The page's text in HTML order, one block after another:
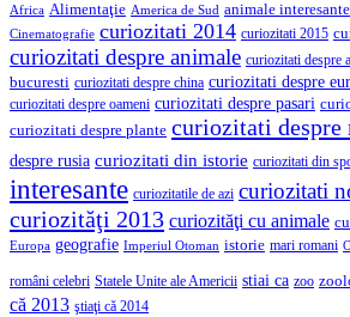
Africa Alimentaţie America de Sud animale interesante
Cinematografie curiozitati 2014 curiozitati 2015
curiozitati despre animale curiozitati despre
bucuresti curiozitati despre china curiozitati despre
curiozitati despre oameni curiozitati despre pasari
curiozitati despre plante curiozitati despre
despre rusia curiozitati din istorie curiozitati din
interesante curiozitatile de azi curiozitati
curiozităţi 2013 curiozităţi cu animale
Europa geografie Imperiul Otoman istorie mari romani
români celebri Statele Unite ale Americii stiai ca zoo
că 2013 ştiaţi că 2014